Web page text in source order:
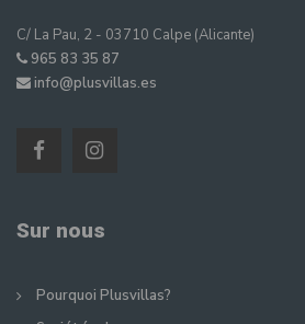
C/ La Pau, 2 - 03710 Calpe (Alicante)
965 83 35 87
info@plusvillas.es
Sur nous
Pourquoi Plusvillas?